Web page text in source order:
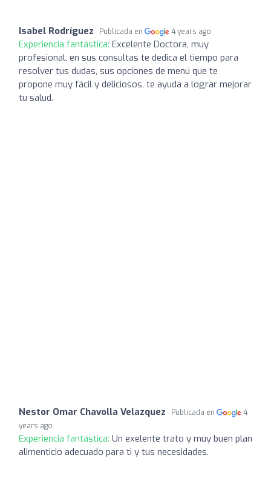
Isabel Rodríguez Publicada en 4 years ago
Experiencia fantástica: Excelente Doctora, muy
profesional, en sus consultas te dedica el tiempo para
resolver tus dudas, sus opciones de menú que te
propone muy fácil y deliciosos, te ayuda a lograr mejorar
tu salud.
Nestor Omar Chavolla Velazquez Publicada en
4
years ago
Experiencia fantástica: Un exelente trato y muy buen plan
alimenticio adecuado para ti y tus necesidades.